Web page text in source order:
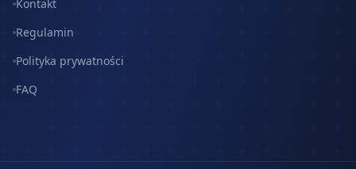
Kontakt
Regulamin
Polityka prywatności
FAQ